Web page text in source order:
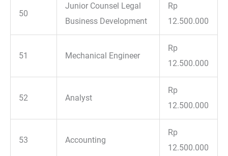
50
Junior Counsel Legal
Business Development
Rp
12.500.000
51 Mechanical Engineer
Rp
12.500.000
52 Analyst
Rp
12.500.000
53 Accounting
Rp
12.500.000